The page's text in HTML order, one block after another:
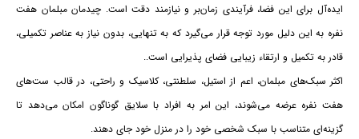
ایده‌آل برای این فضا، فرآیندی زمان‌بر و نیازمند دقت است. چیدمان مبلمان هفت
نفره به این دلیل مورد توجه قرار می‌گیرد که به تنهایی، بدون نیاز به عناصر تکمیلی،
قادر به تکمیل و ارتقاء زیبایی فضای پذیرایی است..
اکثر سبک‌های مبلمان، اعم از استیل، سلطنتی، کلاسیک و راحتی، در قالب ست‌های
هفت نفره عرضه می‌شوند، این امر به افراد با سلایق گوناگون امکان می‌دهد تا
گزینه‌ای متناسب با سبک شخصی خود را در منزل خود جای دهند.